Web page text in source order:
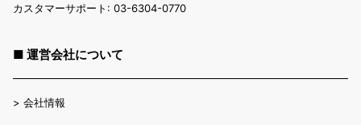
カスタマーサポート: 03-6304-0770
■ 運営会社について
> 会社情報